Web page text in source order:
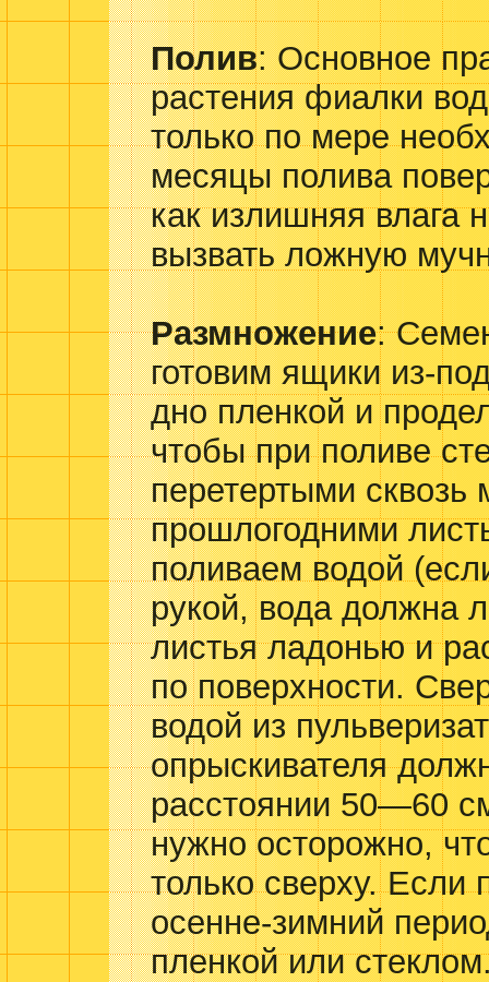
Полив: Основное
растения фиалки
только по мере
месяцы полива
как излишняя влага
вызвать ложную
Размножение:
готовим ящики из-
дно пленкой и
чтобы при поливе
перетертыми сквозь
прошлогодними
поливаем водой
рукой, вода должна
листья ладонью и
по поверхности.
водой из
опрыскивателя
расстоянии 50—60
нужно осторожно,
только сверху. Если
осенне-зимний
пленкой или